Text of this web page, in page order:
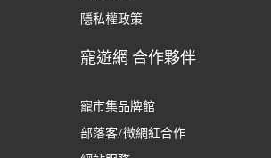
隱私權政策
寵遊網 合作夥伴
寵市集品牌館
部落客/微網紅合作